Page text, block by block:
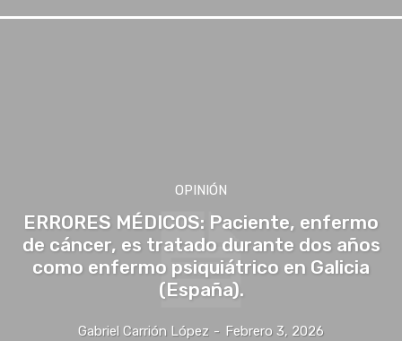
OPINIÓN
ERRORES MÉDICOS: Paciente, enfermo
de cáncer, es tratado durante dos años
como enfermo psiquiátrico en Galicia
(España).
Gabriel Carrión López - Febrero 3, 2026